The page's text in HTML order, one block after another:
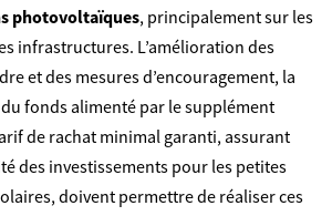
photovoltaïques, principalement sur les
infrastructures. L’amélioration des
et des mesures d’encouragement, la
fonds alimenté par le supplément
de rachat minimal garanti, assurant
des investissements pour les petites
doivent permettre de réaliser ces